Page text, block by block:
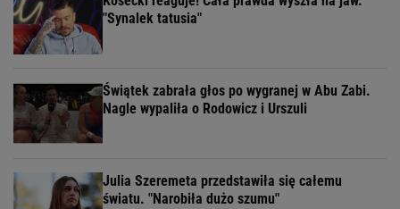
"Synalek tatusia"
Świątek zabrała głos po wygranej w Abu Zabi.
Nagle wypaliła o Rodowicz i Urszuli
Julia Szeremeta przedstawiła się całemu
światu. "Narobiła dużo szumu"